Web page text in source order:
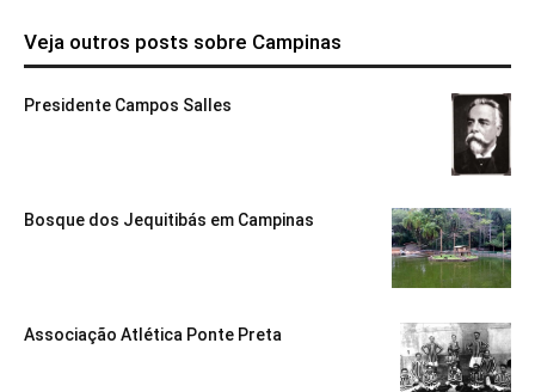
Veja outros posts sobre Campinas
Presidente Campos Salles
Bosque dos Jequitibás em Campinas
Associação Atlética Ponte Preta